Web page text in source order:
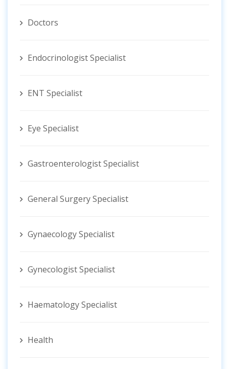
Doctors
Endocrinologist Specialist
ENT Specialist
Eye Specialist
Gastroenterologist Specialist
General Surgery Specialist
Gynaecology Specialist
Gynecologist ‍Specialist
Haematology Specialist
Health